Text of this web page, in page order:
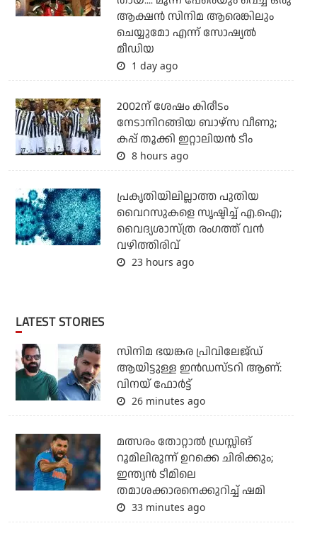
ആക്ഷന്‍ സിനിമ ആരെങ്കിലും
ചെയ്യുമോ എന്ന് സോഷ്യല്‍
മീഡിയ
1 day ago
2002ന് ശേഷം കിരീടം
നേടാനിറങ്ങിയ ബാഴ്സ വീണു;
കപ്പ് തൂക്കി ഇറ്റാലിയൻ ടീം
8 hours ago
പ്രകൃതിയിലില്ലാത്ത പുതിയ
വൈറസുകളെ സൃഷ്ടിച്ച് എ.ഐ;
വൈദ്യശാസ്ത്ര രംഗത്ത് വന്‍
വഴിത്തിരിവ്
23 hours ago
LATEST STORIES
സിനിമ ഭയങ്കര പ്രിവിലേജ്ഡ്
ആയിട്ടുള്ള ഇൻഡസ്ടറി ആണ്:
വിനയ് ഫോർട്ട്
26 minutes ago
മത്സരം തോറ്റാല്‍ ഡ്രസ്സിങ്
റൂമിലിരുന്ന് ഉറക്കെ ചിരിക്കും;
ഇന്ത്യന്‍ ടീമിലെ
തമാശക്കാരനെക്കുറിച്ച് ഷമി
33 minutes ago